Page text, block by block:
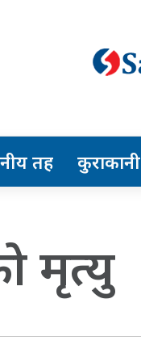
तह कुराकानी
मृत्यु